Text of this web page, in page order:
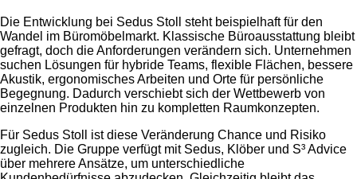
Die Entwicklung bei Sedus Stoll steht beispielhaft für den
Wandel im Büromöbelmarkt. Klassische Büroausstattung bleibt
gefragt, doch die Anforderungen verändern sich. Unternehmen
suchen Lösungen für hybride Teams, flexible Flächen, bessere
Akustik, ergonomisches Arbeiten und Orte für persönliche
Begegnung. Dadurch verschiebt sich der Wettbewerb von
einzelnen Produkten hin zu kompletten Raumkonzepten.
Für Sedus Stoll ist diese Veränderung Chance und Risiko
zugleich. Die Gruppe verfügt mit Sedus, Klöber und S³ Advice
über mehrere Ansätze, um unterschiedliche